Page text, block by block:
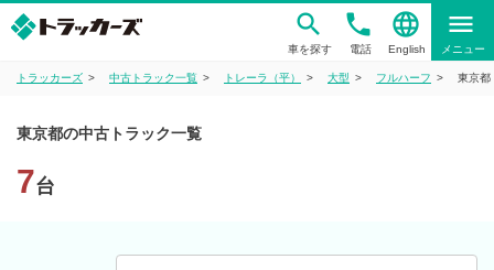
車を探す
phone
電話
language
English
menu
メニュー
トラッカーズ 中古トラック一覧 トレーラ（平） 大型 フルハーフ 東京都
東京都の中古トラック一覧
7台